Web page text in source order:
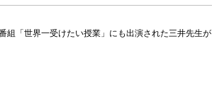
組「世界一受けたい授業」にも出演された三井先生が